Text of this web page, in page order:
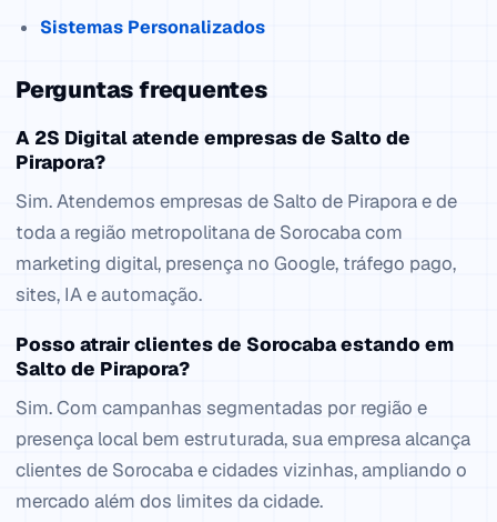
Sistemas Personalizados
Perguntas frequentes
A 2S Digital atende empresas de Salto de
Pirapora?
Sim. Atendemos empresas de Salto de Pirapora e de
toda a região metropolitana de Sorocaba com
marketing digital, presença no Google, tráfego pago,
sites, IA e automação.
Posso atrair clientes de Sorocaba estando em
Salto de Pirapora?
Sim. Com campanhas segmentadas por região e
presença local bem estruturada, sua empresa alcança
clientes de Sorocaba e cidades vizinhas, ampliando o
mercado além dos limites da cidade.